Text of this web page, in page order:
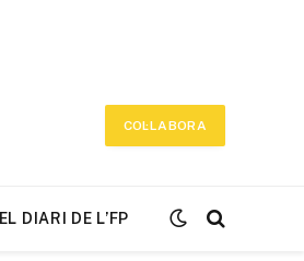
COL·LABORA
EL DIARI DE L’FP